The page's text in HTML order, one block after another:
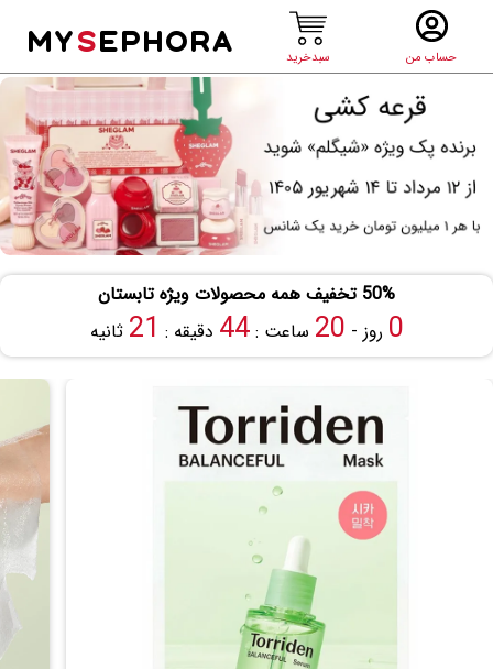
حساب من سبدخرید
MYSEPHORA
50% تخفیف همه محصولات ویژه تابستان
0 روز - 20 ساعت :44 دقیقه : 21 ثانیه